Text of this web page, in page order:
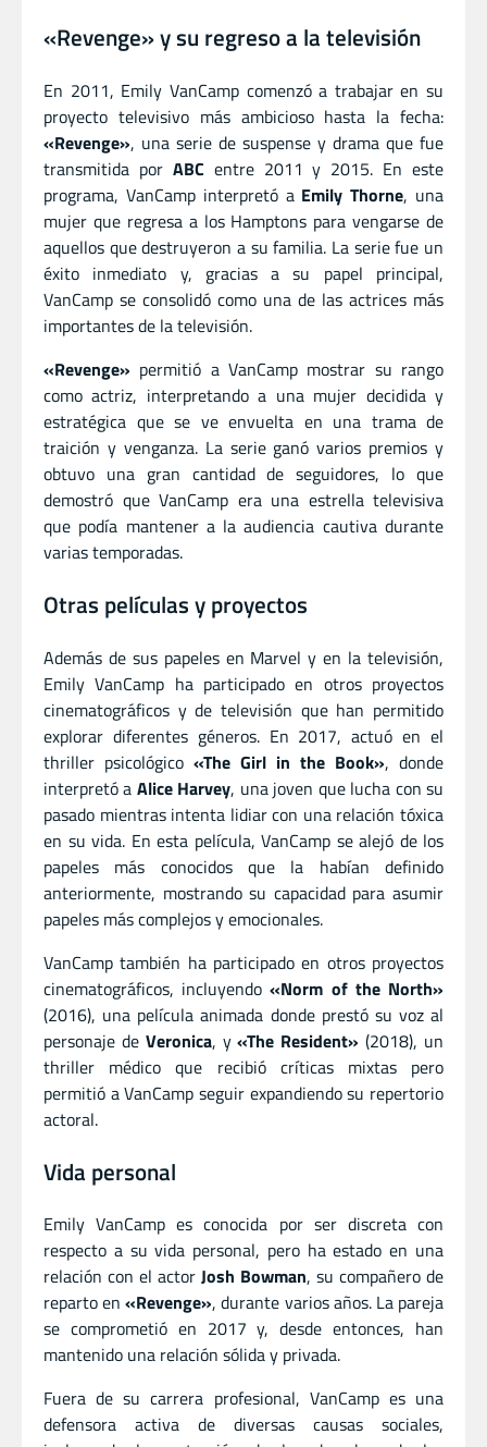
«Revenge» y su regreso a la televisión
En 2011, Emily VanCamp comenzó a trabajar en su
proyecto televisivo más ambicioso hasta la fecha:
«Revenge», una serie de suspense y drama que fue
transmitida por ABC entre 2011 y 2015. En este
programa, VanCamp interpretó a Emily Thorne, una
mujer que regresa a los Hamptons para vengarse de
aquellos que destruyeron a su familia. La serie fue un
éxito inmediato y, gracias a su papel principal,
VanCamp se consolidó como una de las actrices más
importantes de la televisión.
«Revenge» permitió a VanCamp mostrar su rango
como actriz, interpretando a una mujer decidida y
estratégica que se ve envuelta en una trama de
traición y venganza. La serie ganó varios premios y
obtuvo una gran cantidad de seguidores, lo que
demostró que VanCamp era una estrella televisiva
que podía mantener a la audiencia cautiva durante
varias temporadas.
Otras películas y proyectos
Además de sus papeles en Marvel y en la televisión,
Emily VanCamp ha participado en otros proyectos
cinematográficos y de televisión que han permitido
explorar diferentes géneros. En 2017, actuó en el
thriller psicológico «The Girl in the Book», donde
interpretó a Alice Harvey, una joven que lucha con su
pasado mientras intenta lidiar con una relación tóxica
en su vida. En esta película, VanCamp se alejó de los
papeles más conocidos que la habían definido
anteriormente, mostrando su capacidad para asumir
papeles más complejos y emocionales.
VanCamp también ha participado en otros proyectos
cinematográficos, incluyendo«Norm of the North»
(2016), una película animada donde prestó su voz al
personaje de Veronica, y«The Resident» (2018), un
thriller médico que recibió críticas mixtas pero
permitió a VanCamp seguir expandiendo su repertorio
actoral.
Vida personal
Emily VanCamp es conocida por ser discreta con
respecto a su vida personal, pero ha estado en una
relación con el actor Josh Bowman, su compañero de
reparto en«Revenge», durante varios años. La pareja
se comprometió en 2017 y, desde entonces, han
mantenido una relación sólida y privada.
Fuera de su carrera profesional, VanCamp es una
defensora activa de diversas causas sociales,